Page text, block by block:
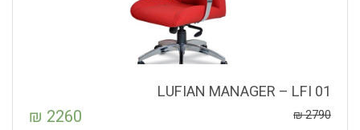
LUFIAN MANAGER – LFI 01
2790
₪
2260
₪